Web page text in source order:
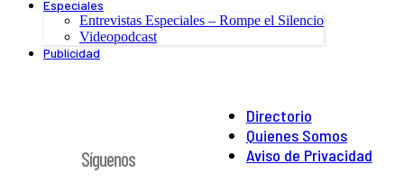
Especiales
Entrevistas Especiales – Rompe el Silencio
Videopodcast
Publicidad
Directorio
Quienes Somos
Aviso de Privacidad
Síguenos